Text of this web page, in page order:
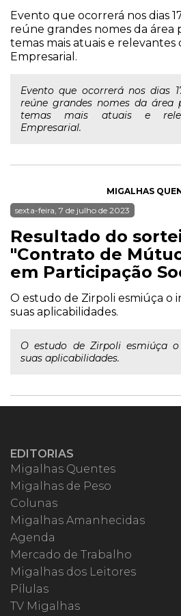
Evento que ocorrerá nos dias
reúne grandes nomes da área
temas mais atuais e relevantes
Empresarial.
Evento que ocorrerá nos dias
reúne grandes nomes da área
temas mais atuais e
Empresarial.
MIGALHAS
sexta-feira, 7 de julho de 2023
Resultado do
"Contrato de
em Participação
O estudo de Zirpoli esmiúça o
suas aplicabilidades.
O estudo de Zirpoli esmiúça
suas aplicabilidades.
EDITORIAS
Migalhas Quentes
Migalhas de Peso
Colunas
Migalhas Amanhecidas
Agenda
Mercado de Trabalho
Migalhas dos Leitores
Pílulas
TV Migalhas